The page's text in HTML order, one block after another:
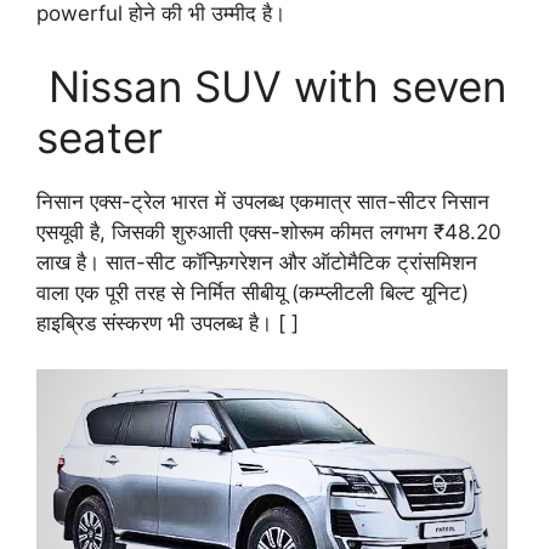
powerful होने की भी उम्मीद है।
Nissan SUV with seven
seater
निसान एक्स-ट्रेल भारत में उपलब्ध एकमात्र सात-सीटर निसान
एसयूवी है, जिसकी शुरुआती एक्स-शोरूम कीमत लगभग ₹48.20
लाख है। सात-सीट कॉन्फ़िगरेशन और ऑटोमैटिक ट्रांसमिशन
वाला एक पूरी तरह से निर्मित सीबीयू (कम्प्लीटली बिल्ट यूनिट)
हाइब्रिड संस्करण भी उपलब्ध है। [ ]